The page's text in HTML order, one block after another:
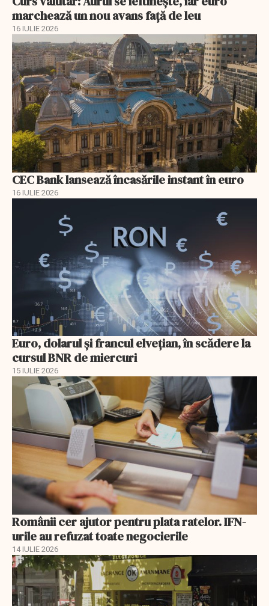
marchează un nou avans faţă de leu
16 IULIE 2026
CEC Bank lansează încasările instant în euro
16 IULIE 2026
Euro, dolarul și francul elvețian, în scădere la
cursul BNR de miercuri
15 IULIE 2026
Românii cer ajutor pentru plata ratelor. IFN-
urile au refuzat toate negocierile
14 IULIE 2026